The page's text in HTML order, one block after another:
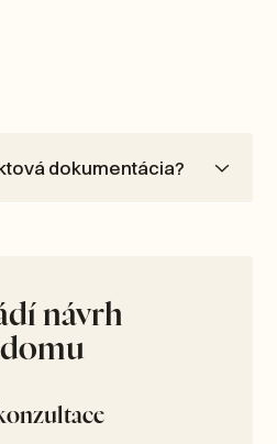
dokumentácia?
návrh